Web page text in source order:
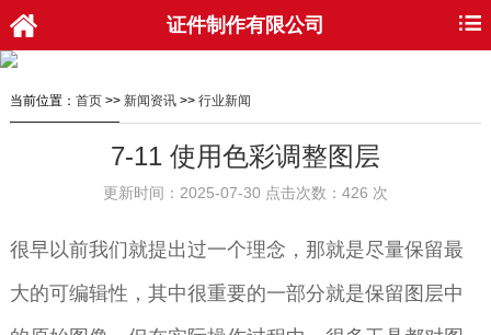
证件制作有限公司
当前位置： 首页>> 新闻资讯>> 行业新闻
7-11 使用色彩调整图层
更新时间：2025-07-30 点击次数：426 次
很早以前我们就提出过一个理念，那就是尽量保留最
大的可编辑性，其中很重要的一部分就是保留图层中